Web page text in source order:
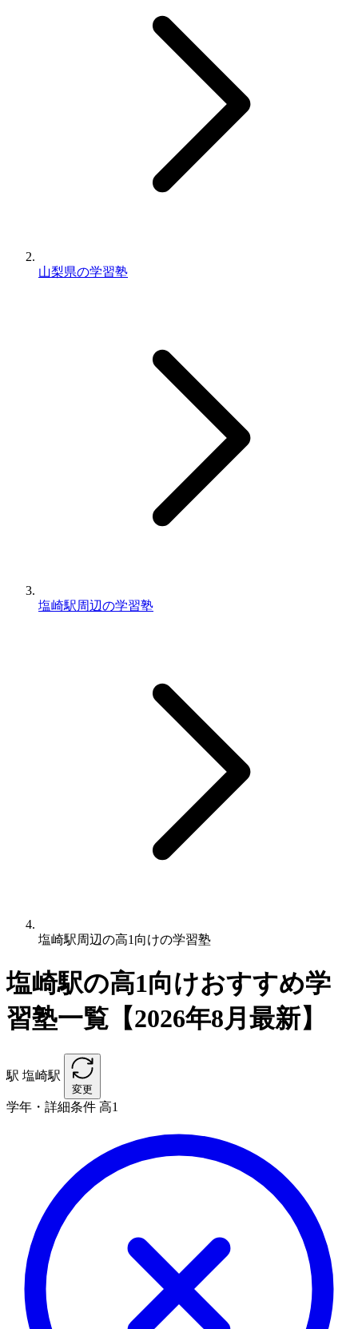
山梨県の学習塾
塩崎駅周辺の学習塾
塩崎駅周辺の高1向けの学習塾
塩崎駅の高1向けおすすめ学
習塾一覧【2026年8月最新】
駅 塩崎駅
変更
学年・詳細条件 高1